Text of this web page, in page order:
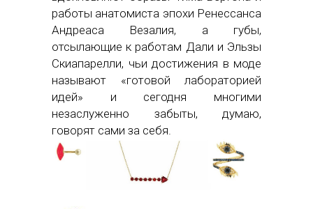
работы анатомиста эпохи Ренессанса
Андреаса Везалия, а губы,
отсылающие к работам Дали и Эльзы
Скиапарелли, чьи достижения в моде
называют «готовой лабораторией
идей» и сегодня многими
незаслуженно забыты, думаю,
говорят сами за себя.